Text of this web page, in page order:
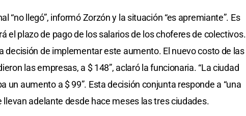
“no llegó”, informó Zorzón y la situación “es apremiante”. Es
el plazo de pago de los salarios de los choferes de colectivos.
decisión de implementar este aumento. El nuevo costo de las
las empresas, a $ 148”, aclaró la funcionaria. “La ciudad
un aumento a $ 99”. Esta decisión conjunta responde a “una
llevan adelante desde hace meses las tres ciudades.